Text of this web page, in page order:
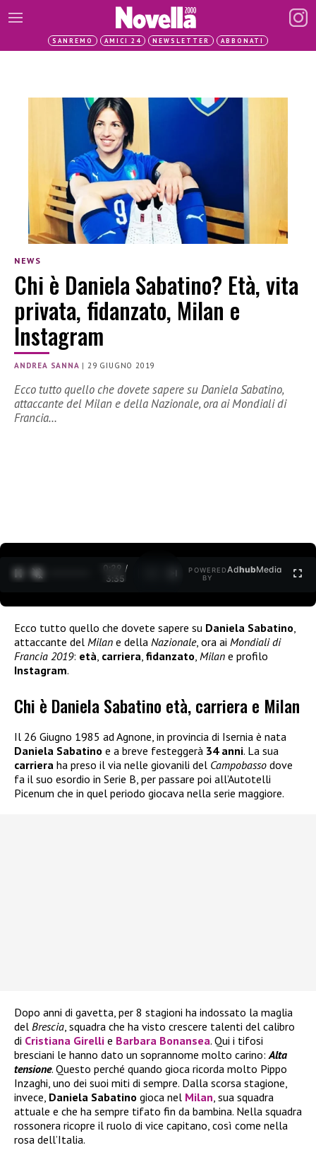
SANREMO AMICI 24 NEWSLETTER ABBONATI
NEWS
Chi è Daniela Sabatino? Età, vita
privata, fidanzato, Milan e
Instagram
ANDREA SANNA |29 GIUGNO 2019
Ecco tutto quello che dovete sapere su Daniela Sabatino,
attaccante del Milan e della Nazionale, ora ai Mondiali di
Francia…
0:30 /
3:35
POWERED
BY
AdhubMedia
Ecco tutto quello che dovete sapere su Daniela Sabatino
attaccante del Milan e della Nazionale, ora ai Mondiali di
Francia 2019: età carriera fidanzato Milan e profilo
Instagram.
Chi è Daniela Sabatino età, carriera e Milan
Il 26 Giugno 1985 ad Agnone, in provincia di Isernia è nata
Daniela Sabatino e a breve festeggerà 34 anni. La sua
carriera ha preso il via nelle giovanili del Campobasso dove
fa il suo esordio in Serie B, per passare poi all’Autotelli
Picenum che in quel periodo giocava nella serie maggiore.
Dopo anni di gavetta, per 8 stagioni ha indossato la maglia
del Brescia, squadra che ha visto crescere talenti del calibro
di Cristiana Girelli e Barbara Bonansea. Qui i tifosi
bresciani le hanno dato un soprannome molto carino:Alta
tensione. Questo perché quando gioca ricorda molto Pippo
Inzaghi, uno dei suoi miti di sempre. Dalla scorsa stagione,
invece, Daniela Sabatino gioca nel Milan, sua squadra
attuale e che ha sempre tifato fin da bambina. Nella squadra
rossonera ricopre il ruolo di vice capitano, così come nella
rosa dell’Italia.